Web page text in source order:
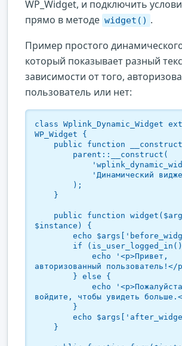
WP_Widget, и подключить
прямо в методе widget() .
Пример простого
который показывает разный
зависимости от того,
пользователь или нет:
class Wplink_Dynamic_Widget
WP_Widget {
$instance) {
авторизованный пользователь!</
войдите, чтобы увидеть